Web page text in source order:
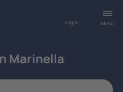
Menü
Log in
Marinella